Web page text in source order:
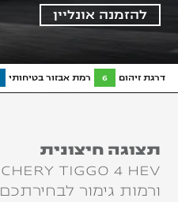
להזמנה אונליין
דרגת זיהום 6 רמת אבזור בטיחותי
תצוגה חיצונית
CHERY TIGGO 4 HEV במגוון צבעים
ורמות גימור לבחירתכם